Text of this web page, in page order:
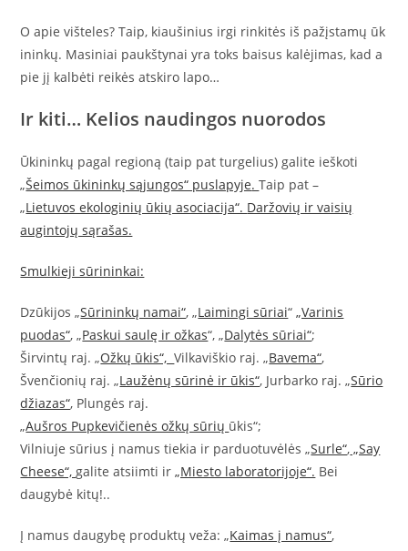
O apie višteles? Taip, kiaušinius irgi rinkitės iš pažįstamų ūk
ininkų. Masiniai paukštynai yra toks baisus kalėjimas, kad a
pie jį kalbėti reikės atskiro lapo…
Ir kiti… Kelios naudingos nuorodos
Ūkininkų pagal regioną (taip pat turgelius) galite ieškoti
„Šeimos ūkininkų sąjungos“ puslapyje.Taip pat –
„Lietuvos ekologinių ūkių asociacija“. Daržovių ir vaisių
augintojų sąrašas.
Smulkieji sūrininkai:
Dzūkijos „Sūrininkų namai“, „Laimingi sūriai“„Varinis
puodas“, „Paskui saulę ir ožkas“, „Dalytės sūriai“;
Širvintų raj. „Ožkų ūkis“,Vilkaviškio raj. „Bavema“,
Švenčionių raj. „Laužėnų sūrinė ir ūkis“, Jurbarko raj. „Sūrio
džiazas“, Plungės raj.
„Aušros Pupkevičienės ožkų sūrių ūkis“;
Vilniuje sūrius į namus tiekia ir parduotuvėlės „Surle“, „Say
Cheese“, galite atsiimti ir„Miesto laboratorijoje“. Bei
daugybė kitų!..
Į namus daugybę produktų veža: „Kaimas į namus“,